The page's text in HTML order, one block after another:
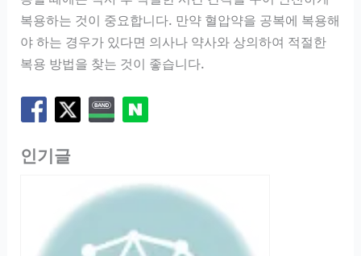
복용하는 것이 중요합니다. 만약 혈압약을 공복에 복용해
야 하는 경우가 있다면 의사나 약사와 상의하여 적절한
복용 방법을 찾는 것이 좋습니다.
인기글